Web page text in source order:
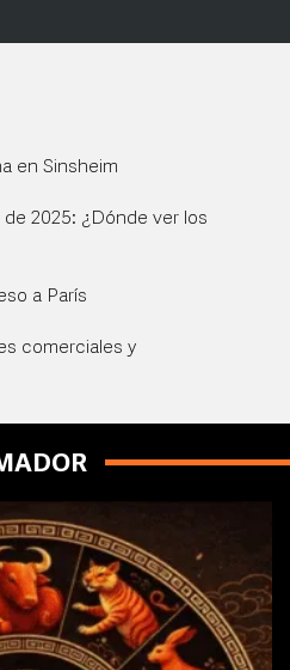
en Sinsheim
2025: ¿Dónde ver los
a París
comerciales y